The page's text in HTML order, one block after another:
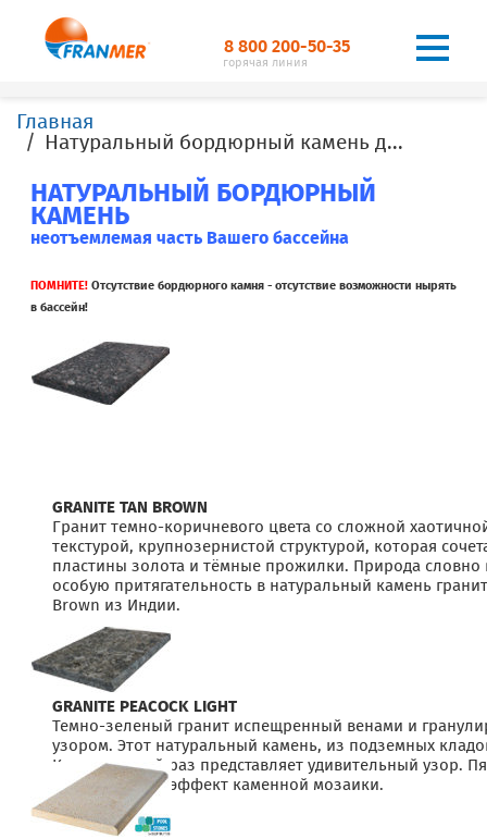
8 800 200-50-35
горячая линия
Главная
Натуральный бордюрный камень для бассейнов
НАТУРАЛЬНЫЙ БОРДЮРНЫЙ
КАМЕНЬ
неотъемлемая часть Вашего бассейна
ПОМНИТЕ! Отсутствие бордюрного камня - отсутствие возможности нырять
в бассейн!
GRANITE TAN BROWN
Гранит темно-коричневого цвета со сложной
текстурой, крупнозернистой структурой, которая
пластины золота и тёмные прожилки. Природа словно
особую притягательность в натуральный камень
Brown из Индии.
GRANITE PEACOCK LIGHT
Темно-зеленый гранит испещренный венами и
узором. Этот натуральный камень, из подземных
Китая, каждый раз представляет удивительный узор.
орнамент дает эффект каменной мозаики.